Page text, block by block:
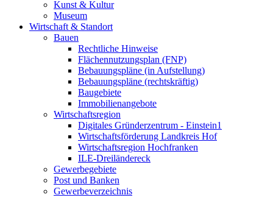
Kunst & Kultur
Museum
Wirtschaft & Standort
Bauen
Rechtliche Hinweise
Flächennutzungsplan (FNP)
Bebauungspläne (in Aufstellung)
Bebauungspläne (rechtskräftig)
Baugebiete
Immobilienangebote
Wirtschaftsregion
Digitales Gründerzentrum - Einstein1
Wirtschaftsförderung Landkreis Hof
Wirtschaftsregion Hochfranken
ILE-Dreiländereck
Gewerbegebiete
Post und Banken
Gewerbeverzeichnis